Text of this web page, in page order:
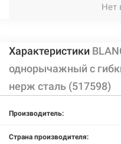
Нет
Характеристики
однорычажный с
нерж сталь (517598)
Производитель:
Страна производителя: